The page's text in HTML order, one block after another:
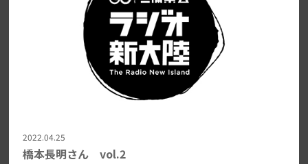
2022.04.25
橋本長明さん vol.2